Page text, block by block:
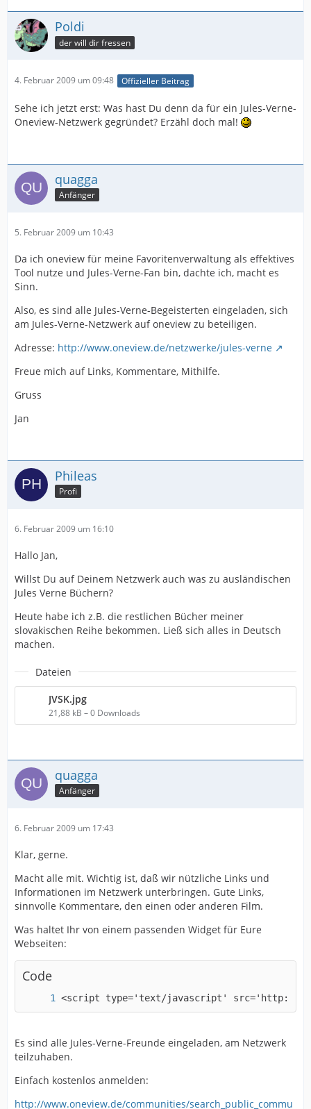
Poldi
der will dir fressen
4. Februar 2009 um 09:48 Offizieller Beitrag
Sehe ich jetzt erst: Was hast Du denn da für ein Jules-Verne-
Oneview-Netzwerk gegründet? Erzähl doch mal!
quagga
Anfänger
5. Februar 2009 um 10:43
Da ich oneview für meine Favoritenverwaltung als effektives
Tool nutze und Jules-Verne-Fan bin, dachte ich, macht es
Sinn.
Also, es sind alle Jules-Verne-Begeisterten eingeladen, sich
am Jules-Verne-Netzwerk auf oneview zu beteiligen.
Adresse: http://www.oneview.de/netzwerke/jules-verne
Freue mich auf Links, Kommentare, Mithilfe.
Gruss
Jan
Phileas
Profi
6. Februar 2009 um 16:10
Hallo Jan,
Willst Du auf Deinem Netzwerk auch was zu ausländischen
Jules Verne Büchern?
Heute habe ich z.B. die restlichen Bücher meiner
slovakischen Reihe bekommen. Ließ sich alles in Deutsch
machen.
Dateien
JVSK.jpg
21,88 kB – 0 Downloads
quagga
Anfänger
6. Februar 2009 um 17:43
Klar, gerne.
Macht alle mit. Wichtig ist, daß wir nützliche Links und
Informationen im Netzwerk unterbringen. Gute Links,
sinnvolle Kommentare, den einen oder anderen Film.
Was haltet Ihr von einem passenden Widget für Eure
Webseiten:
Code
<script type='text/javascript' src='http://
Es sind alle Jules-Verne-Freunde eingeladen, am Netzwerk
teilzuhaben.
Einfach kostenlos anmelden:
http://www.oneview.de/communities/search_public_commu